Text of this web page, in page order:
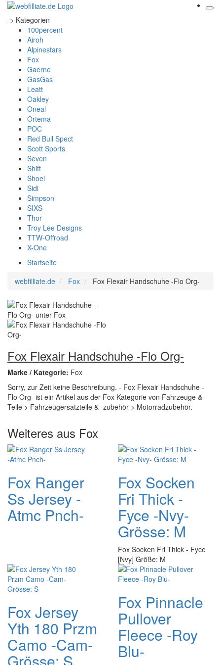
-> Kategorien
100percent
Airoh
Alpinestars
Fox
Gaerne
GasGas
Leatt
Oakley
Oneal
Ortema
POC
Red Bull Spect
Scott Sports
Seven
Shift
Shoei
Sidi
Simpson
SIXS
Thor
Troy Lee Designs
TTW-Offroad
X-One
Startseite
webfilliate.de
Fox Fox Flexair Handschuhe -Flo Org-
Fox Flexair Handschuhe -Flo Org-
Marke / Kategorie: Fox
Sorry, zur Zeit keine Beschreibung. - Fox Flexair Handschuhe -
Flo Org- ist ein Artikel aus der Fox Kategorie von Fahrzeuge &
Teile > Fahrzeugersatzteile & -zubehör > Motorradzubehör.
Weiteres aus Fox
Fox Ranger
Ss Jersey -
Atmc Pnch-
Fox Socken
Fri Thick -
Fyce -Nvy-
Grösse: M
Fox Socken Fri Thick - Fyce
[Nvy] Größe: M
Fox Jersey
Yth 180 Przm
Camo -Cam-
Fox Pinnacle
Pullover
Fleece -Roy
Blu-